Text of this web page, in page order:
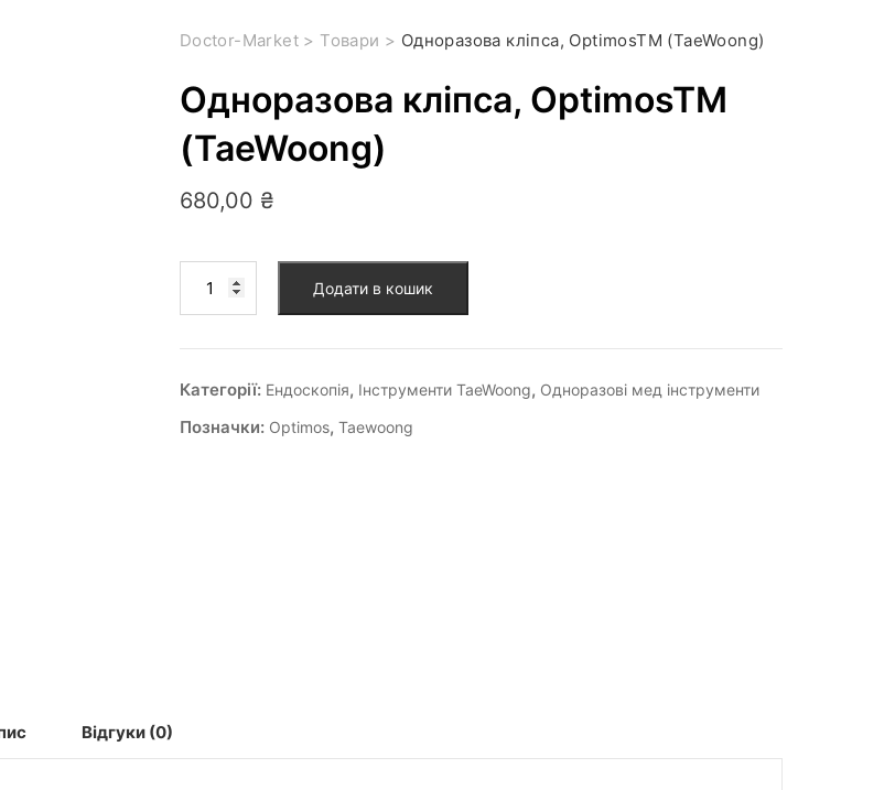
Doctor-Market> Товари > Одноразова кліпса, OptimosTM (TaeWoong)
Одноразова кліпса, OptimosTM
(TaeWoong)
680,00 ₴
Додати в кошик
Категорії: Ендоскопія, Інструменти TaeWoong, Одноразові мед інструменти
Позначки: Optimos, Taewoong
Відгуки (0)